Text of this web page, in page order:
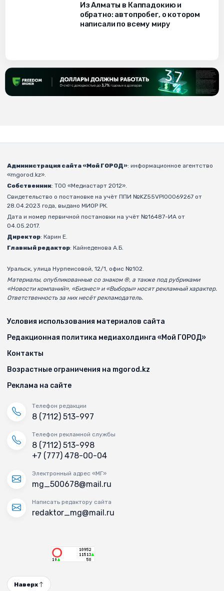
Из Алматы в Каппадокию и
обратно: автопробег, о котором
написали по всему миру
Администрация сайта «Мой ГОРОД»: информационное агентство
«mgorod.kz».
Собственник: ТОО «Медиастарт 2012».
Свидетельство о постановке на учёт ППИ №KZ55VPI00069267 от
28.04.2023 года, выдано МИОР РК.
Дата и номер первичной постановки на учёт №16487-ИА от
04.05.2017.
Директор: Карин Е.
Главный редактор: Кайнеденова А.Б.
Уральск, улица Нурпеисовой, 12/1, офис №102.
Материалы, опубликованные со знаком ®, а также под рубриками
«Новости компаний», «Бизнес» и «Выборы» носят рекламный характер.
Ответственность за них несёт рекламодатель.
Условия использования материалов сайта
Редакционная политика медиахолдинга «Мой ГОРОД»
Контакты
Возрастные ограничения на mgorod.kz
Реклама на сайте
Телефон редакции
8 (7112) 513-997
Телефон рекламной службы
8 (7112) 513-998
+7 (777) 478-00-04
Электронный адрес «МГ»
mg_500678@mail.ru
Написать редактору сайта
redaktor_mg@mail.ru
Наверх